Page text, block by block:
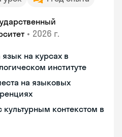
• 2026 г.
на курсах в
институте
на языковых
культурным контекстом в